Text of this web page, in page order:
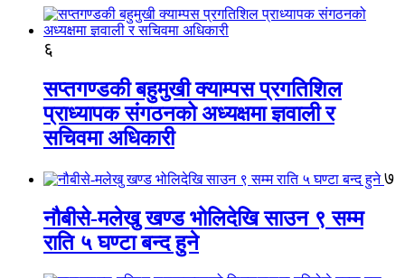
६
सप्तगण्डकी बहुमुखी क्याम्पस प्रगतिशिल
प्राध्यापक संगठनको अध्यक्षमा ज्ञवाली र
सचिवमा अधिकारी
७
नौबीसे-मलेखु खण्ड भोलिदेखि साउन ९ सम्म
राति ५ घण्टा बन्द हुने